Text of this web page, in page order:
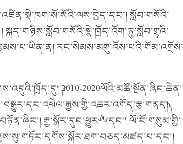
སློབ་གསོའི་
སྐད་གཉིས་སློབ་གསོའི་སྣེ་ཁྲོད་འོག་ཏུ་སློབ་གྲྭའི་
རང་སེམས་མགུ་འོས་པའི་གོམ་འགྲོས་
༼2010-2020ལོའི་མཚོ་སྔོན་ཞིང་ཆེན་
རྒྱ་སྒོར་དུང་ཕྱུར༧༦དང་། ལོ་ངོ་གསུམ་གྱི་